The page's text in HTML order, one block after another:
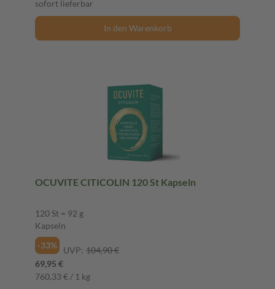
sofort lieferbar
In den Warenkorb
OCUVITE CITICOLIN 120 St Kapseln
120 St = 92 g
Kapseln
-33%
UVP: 104,90 €
69,95 €
760,33 € / 1 kg